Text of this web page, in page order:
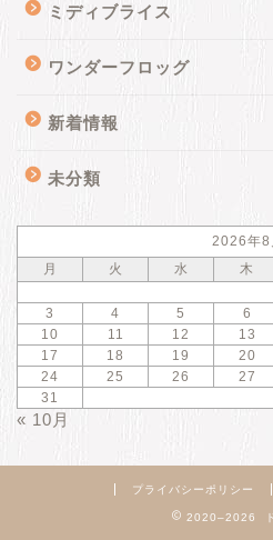
ミディブライス
ワンダーフロッグ
新着情報
未分類
2026年8
月
火 水 木
3
4 5 6
10
11 12 13
17
18 19 20
24
25 26 27
31
« 10月
プライバシーポリシー
2020–2026